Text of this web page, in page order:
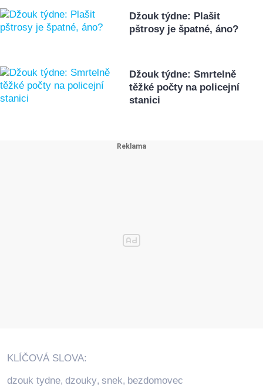
Džouk týdne: Plašit
pštrosy je špatné, áno?
Džouk týdne: Smrtelně
těžké počty na policejní
stanici
KLÍČOVÁ SLOVA:
dzouk tydne, dzouky, snek, bezdomovec